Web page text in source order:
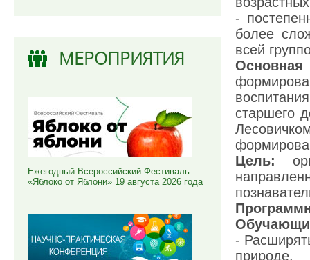
МЕРОПРИЯТИЯ
Ежегодный Всероссийский Фестиваль
«Яблоко от Яблони» 19 августа 2026 года
-
более
всей
Основная
старшего
Цель:
-
природе.